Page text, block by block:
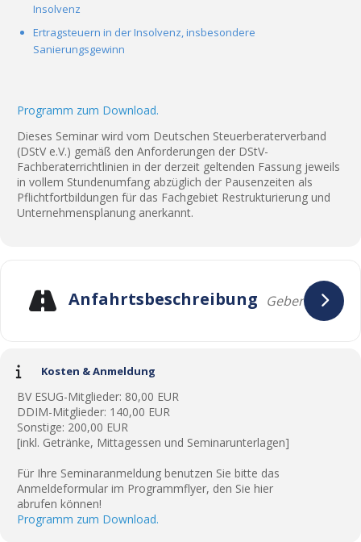
Insolvenz
Ertragsteuern in der Insolvenz, insbesondere
Sanierungsgewinn
Programm zum Download.
Dieses Seminar wird vom Deutschen Steuerberaterverband
(DStV e.V.) gemäß den Anforderungen der DStV-
Fachberaterrichtlinien in der derzeit geltenden Fassung jeweils
in vollem Stundenumfang abzüglich der Pausenzeiten als
Pflichtfortbildungen für das Fachgebiet Restrukturierung und
Unternehmensplanung anerkannt.
Anfahrtsbeschreibung
Kosten & Anmeldung
BV ESUG-Mitglieder: 80,00 EUR
DDIM-Mitglieder: 140,00 EUR
Sonstige: 200,00 EUR
[inkl. Getränke, Mittagessen und Seminarunterlagen]
Für Ihre Seminaranmeldung benutzen Sie bitte das
Anmeldeformular im Programmflyer, den Sie hier
abrufen können!
Programm zum Download.